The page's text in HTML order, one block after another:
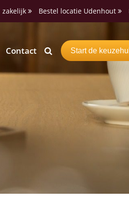
zakelijk Bestel locatie Udenhout
Contact Start de